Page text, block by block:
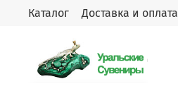
Каталог Доставка и оплата